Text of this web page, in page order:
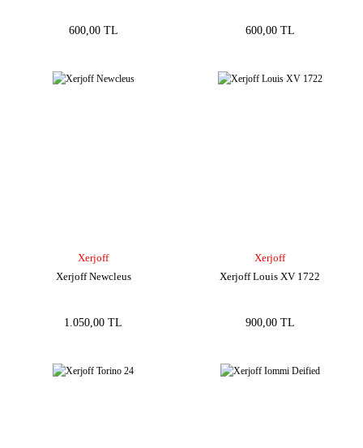
600,00 TL 600,00 TL
Xerjoff
Xerjoff Newcleus
1.050,00 TL
Xerjoff
Xerjoff Louis XV 1722
900,00 TL